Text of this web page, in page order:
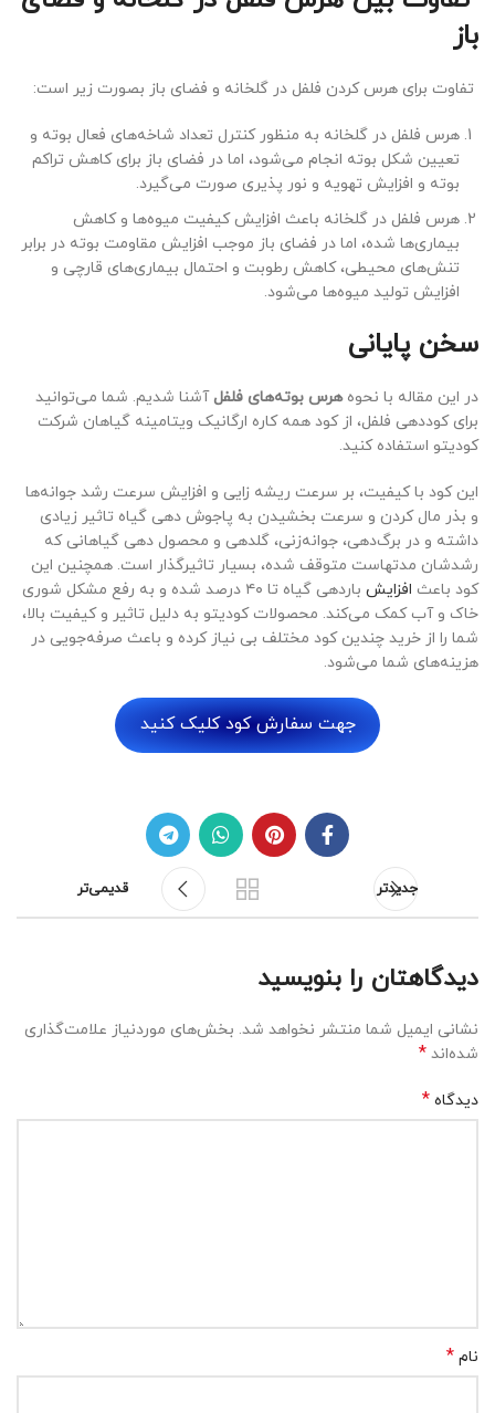
باز
تفاوت برای هرس کردن فلفل در گلخانه و فضای باز بصورت زیر است:
هرس فلفل در گلخانه به منظور کنترل تعداد شاخه‌های فعال بوته و
تعیین شکل بوته انجام می‌شود، اما در فضای باز برای کاهش تراکم
بوته و افزایش تهویه و نور پذیری صورت می‌گیرد.
هرس فلفل در گلخانه باعث افزایش کیفیت میوه‌ها و کاهش
بیماری‌ها شده، اما در فضای باز موجب افزایش مقاومت بوته در برابر
تنش‌های محیطی، کاهش رطوبت و احتمال بیماری‌های قارچی و
افزایش تولید میوه‌ها می‌شود.
سخن پایانی
در این مقاله با نحوههرس بوته‌های فلفل آشنا شدیم. شما می‌توانید
برای کوددهی فلفل، از کود همه کاره ارگانیک ویتامینه گیاهان شرکت
کودیتو استفاده کنید.
این کود با کیفیت، بر سرعت ریشه زایی و افزایش سرعت رشد جوانه‌ها
و بذر مال کردن و سرعت بخشیدن به پاجوش دهی گیاه تاثیر زیادی
داشته و در برگ‌دهی، جوانه‌زنی، گلدهی و محصول دهی گیاهانی که
رشدشان مدتهاست متوقف شده، بسیار تاثیرگذار است. همچنین این
کود باعث افزایش
باردهی گیاه تا ۴۰ درصد شده و به رفع مشکل شوری
خاک و آب کمک می‌کند. محصولات کودیتو به دلیل تاثیر و کیفیت بالا،
شما را از خرید چندین کود مختلف بی نیاز کرده و باعث صرفه‌جویی در
هزینه‌های شما می‌شود.
جهت سفارش کود کلیک کنید
جدیدتر قدیمی‌تر
دیدگاهتان را بنویسید
نشانی ایمیل شما منتشر نخواهد شد. بخش‌های موردنیاز علامت‌گذاری
شده‌اند *
دیدگاه *
نام *